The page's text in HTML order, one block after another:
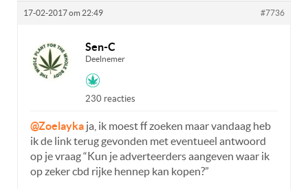
17-02-2017 om 22:49 #7736
Sen-C
Deelnemer
230 reacties
@Zoelayka ja, ik moest ff zoeken maar vandaag heb
ik de link terug gevonden met eventueel antwoord
op je vraag “Kun je adverteerders aangeven waar ik
op zeker cbd rijke hennep kan kopen?”